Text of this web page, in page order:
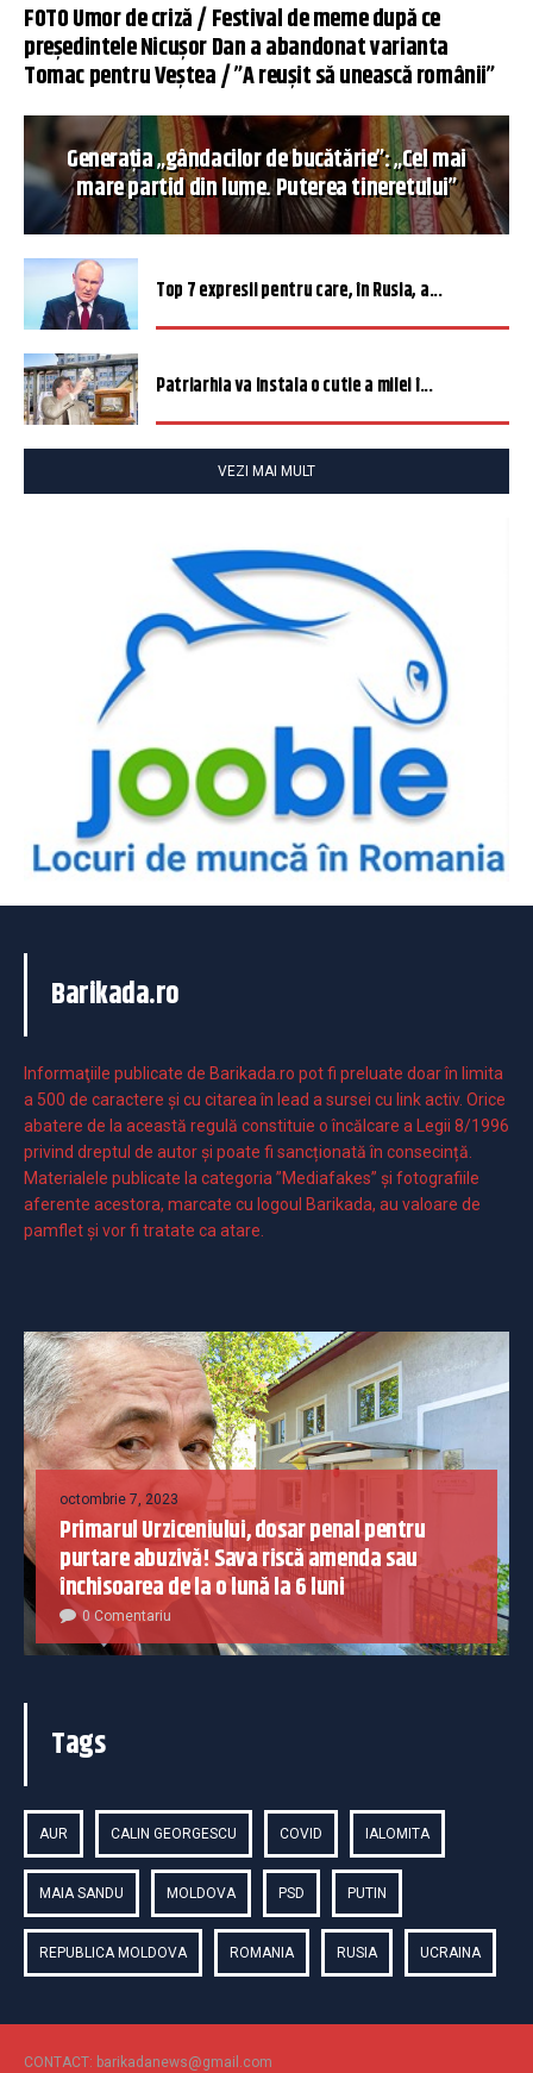
FOTO Umor de criză / Festival de meme după ce
președintele Nicușor Dan a abandonat varianta
Tomac pentru Veștea / ”A reușit să unească românii”
Generația „gândacilor de bucătărie”: „Cel mai
mare partid din lume. Puterea tineretului”
Top 7 expresii pentru care, în Rusia, a...
Patriarhia va instala o cutie a milei î...
VEZI MAI MULT
Barikada.ro
Informaţiile publicate de Barikada.ro pot fi preluate doar în limita
a 500 de caractere şi cu citarea în lead a sursei cu link activ. Orice
abatere de la această regulă constituie o încălcare a Legii 8/1996
privind dreptul de autor și poate fi sancționată în consecință.
Materialele publicate la categoria ”Mediafakes” și fotografiile
aferente acestora, marcate cu logoul Barikada, au valoare de
pamflet și vor fi tratate ca atare.
octombrie 7, 2023
Primarul Urziceniului, dosar penal pentru
purtare abuzivă! Sava riscă amenda sau
închisoarea de la o lună la 6 luni
0 Comentariu
Tags
AUR CALIN GEORGESCU COVID IALOMITA
MAIA SANDU MOLDOVA PSD PUTIN
REPUBLICA MOLDOVA ROMANIA RUSIA UCRAINA
CONTACT: barikadanews@gmail.com